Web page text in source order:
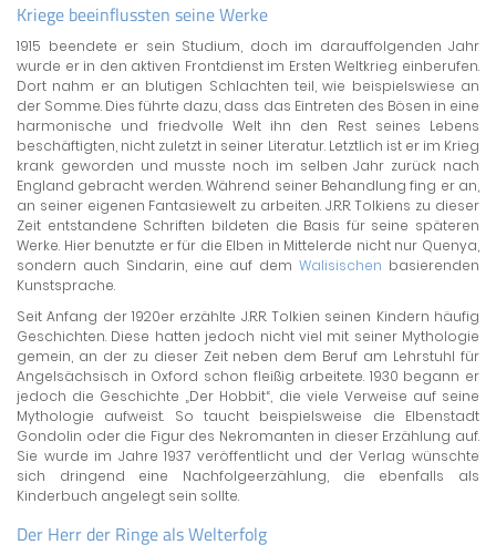
Kriege beeinflussten seine Werke
1915 beendete er sein Studium, doch im darauffolgenden Jahr
wurde er in den aktiven Frontdienst im Ersten Weltkrieg einberufen.
Dort nahm er an blutigen Schlachten teil, wie beispielswiese an
der Somme. Dies führte dazu, dass das Eintreten des Bösen in eine
harmonische und friedvolle Welt ihn den Rest seines Lebens
beschäftigten, nicht zuletzt in seiner Literatur. Letztlich ist er im Krieg
krank geworden und musste noch im selben Jahr zurück nach
England gebracht werden. Während seiner Behandlung fing er an,
an seiner eigenen Fantasiewelt zu arbeiten. J.R.R. Tolkiens zu dieser
Zeit entstandene Schriften bildeten die Basis für seine späteren
Werke. Hier benutzte er für die Elben in Mittelerde nicht nur Quenya,
sondern auch Sindarin, eine auf demWalisischen basierenden
Kunstsprache.
Seit Anfang der 1920er erzählte J.R.R. Tolkien seinen Kindern häufig
Geschichten. Diese hatten jedoch nicht viel mit seiner Mythologie
gemein, an der zu dieser Zeit neben dem Beruf am Lehrstuhl für
Angelsächsisch in Oxford schon fleißig arbeitete. 1930 begann er
jedoch die Geschichte „Der Hobbit“, die viele Verweise auf seine
Mythologie aufweist. So taucht beispielsweise die Elbenstadt
Gondolin oder die Figur des Nekromanten in dieser Erzählung auf.
Sie wurde im Jahre 1937 veröffentlicht und der Verlag wünschte
sich dringend eine Nachfolgeerzählung, die ebenfalls als
Kinderbuch angelegt sein sollte.
Der Herr der Ringe als Welterfolg